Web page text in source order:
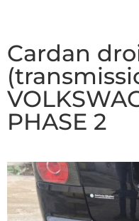
Cardan
PHASE 2